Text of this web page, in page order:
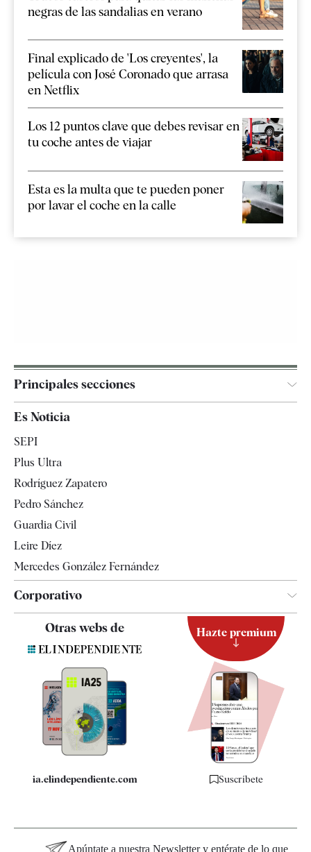
negras de las sandalias en verano
Final explicado de 'Los creyentes', la
película con José Coronado que arrasa
en Netflix
Los 12 puntos clave que debes revisar en
tu coche antes de viajar
Esta es la multa que te pueden poner
por lavar el coche en la calle
Principales secciones
España
Televisión
Es Noticia
SEPI
Plus Ultra
Rodríguez Zapatero
Pedro Sánchez
Guardia Civil
Leire Díez
Mercedes González Fernández
Corporativo
Contacto
Quiénes somos
Especificaciones
Otras webs de
ia.elindependiente.com
Hazte premium
Suscríbete
Apúntate a nuestra Newsletter y entérate de lo que